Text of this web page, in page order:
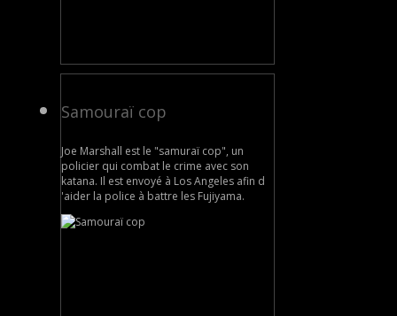
Samouraï cop
Joe Marshall est le "samuraï cop", un
policier qui combat le crime avec son
katana. Il est envoyé à Los Angeles afin d
'aider la police à battre les Fujiyama.